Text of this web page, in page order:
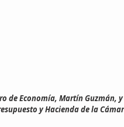
de Economía, Martín Guzmán,
y Hacienda de la